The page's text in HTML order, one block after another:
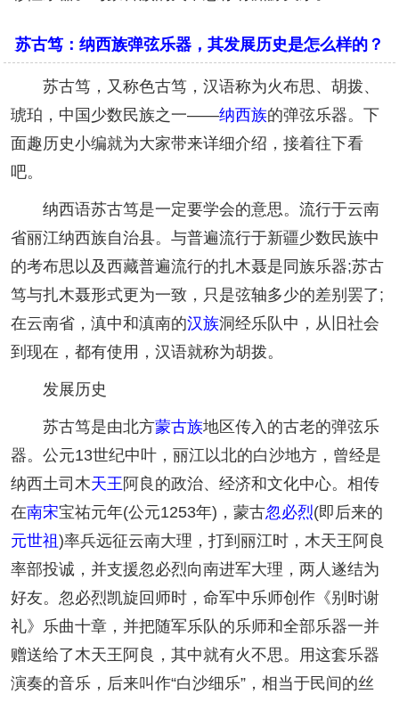
苏古笃：纳西族弹弦乐器，其发展历史是怎么样的？
苏古笃，又称色古笃，汉语称为火布思、胡拨、
琥珀，中国少数民族之一——纳西族的弹弦乐器。下
面趣历史小编就为大家带来详细介绍，接着往下看
吧。
纳西语苏古笃是一定要学会的意思。流行于云南
省丽江纳西族自治县。与普遍流行于新疆少数民族中
的考布思以及西藏普遍流行的扎木聂是同族乐器;苏古
笃与扎木聂形式更为一致，只是弦轴多少的差别罢了;
在云南省，滇中和滇南的汉族洞经乐队中，从旧社会
到现在，都有使用，汉语就称为胡拨。
发展历史
苏古笃是由北方蒙古族地区传入的古老的弹弦乐
器。公元13世纪中叶，丽江以北的白沙地方，曾经是
纳西土司木天王 阿良的政治、经济和文化中心。相传
在南宋宝祐元年(公元1253年)，蒙古忽必烈(即后来的
元世祖 )率兵远征云南大理，打到丽江时，木天王阿良
率部投诚，并支援忽必烈向南进军大理，两人遂结为
好友。忽必烈凯旋回师时，命军中乐师创作《别时谢
礼》乐曲十章，并把随军乐队的乐师和全部乐器一并
赠送给了木天王阿良，其中就有火不思。用这套乐器
演奏的音乐，后来叫作“白沙细乐”，相当于民间的丝